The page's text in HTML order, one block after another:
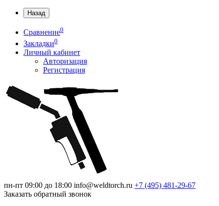
Назад
Сравнение0
Закладки0
Личный кабинет
Авторизация
Регистрация
пн-пт 09:00 до 18:00 info@weldtorch.ru +7 (495) 481-29-67
Заказать обратный звонок